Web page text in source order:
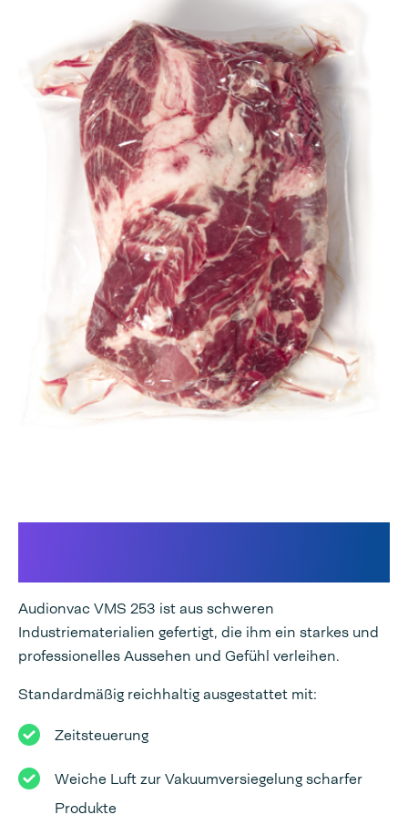
Audionvac VMS 253 ist aus schweren
Industriematerialien gefertigt, die ihm ein starkes und
professionelles Aussehen und Gefühl verleihen.
Standardmäßig reichhaltig ausgestattet mit:
Zeitsteuerung
Weiche Luft zur Vakuumversiegelung scharfer
Produkte